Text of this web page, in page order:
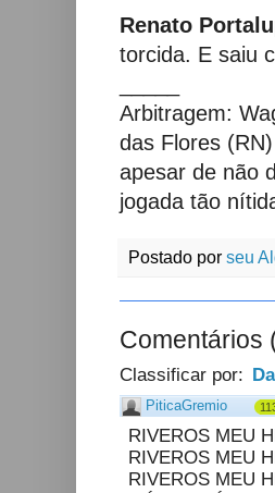
Renato
torcida. E saiu
Arbitragem:
das Flores
apesar de não
jogada tão
Postado por seu
Comentários
Classificar por:
PiticaGremio
RIVEROS MEU
RIVEROS MEU
RIVEROS MEU